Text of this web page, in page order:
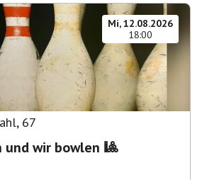
Mi, 12.08.2026
18:00
, 67
und wir bowlen 🎱